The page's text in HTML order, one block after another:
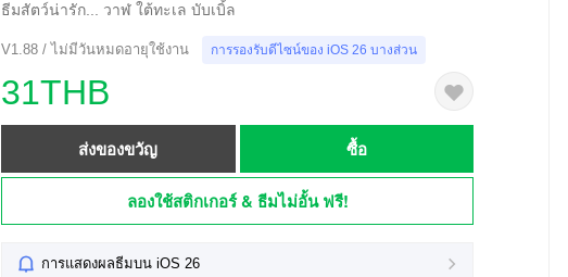
ธีมสัตว์น่ารัก... วาฬ ใต้ทะเล บับเบิ้ล
V1.88 / ไม่มีวันหมดอายุใช้งาน การรองรับดีไซน์ของ iOS 26 บางส่วน
31THB
ส่งของขวัญ ซื้อ
ลองใช้สติกเกอร์ & ธีมไม่อั้น ฟรี!
การแสดงผลธีมบน iOS 26